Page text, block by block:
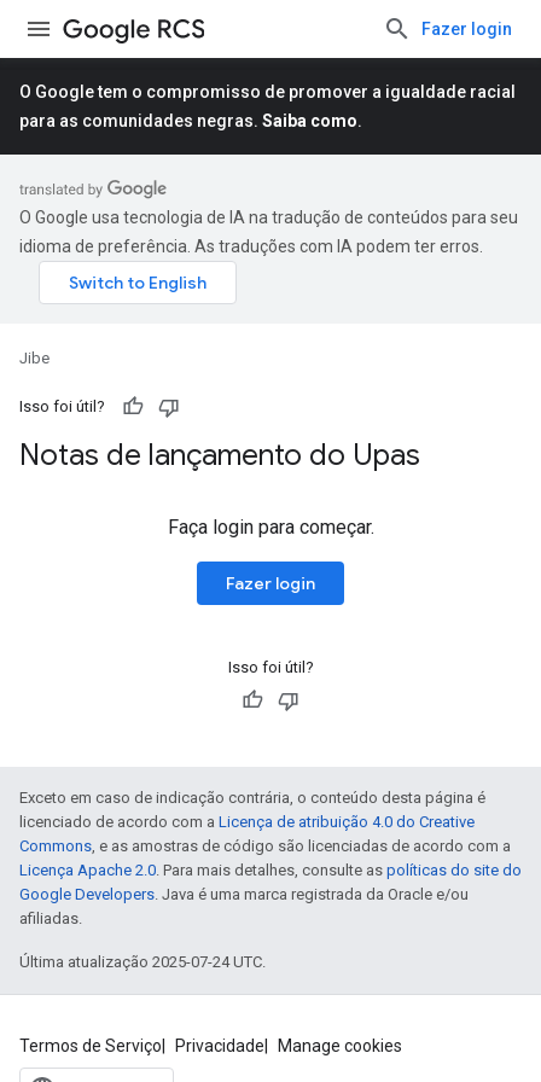
Fazer login
O Google tem o compromisso de promover a igualdade racial
para as comunidades negras. Saiba como.
O Google usa tecnologia de IA na tradução de conteúdos para seu
idioma de preferência. As traduções com IA podem ter erros.
Jibe
Isso foi útil?
Notas de lançamento do Upas
Faça login para começar.
Fazer login
Isso foi útil?
Exceto em caso de indicação contrária, o conteúdo desta página é
licenciado de acordo com a Licença de atribuição 4.0 do Creative
Commons, e as amostras de código são licenciadas de acordo com a
Licença Apache 2.0. Para mais detalhes, consulte as políticas do site do
Google Developers. Java é uma marca registrada da Oracle e/ou
afiliadas.
Última atualização 2025-07-24 UTC.
Termos de Serviço Privacidade Manage cookies